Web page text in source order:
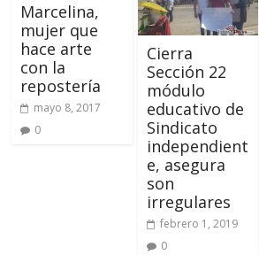
Marcelina,
mujer que
hace arte
con la
repostería
mayo 8, 2017
0
Cierra
Sección 22
módulo
educativo de
Sindicato
independient
e, asegura
son
irregulares
febrero 1, 2019
0